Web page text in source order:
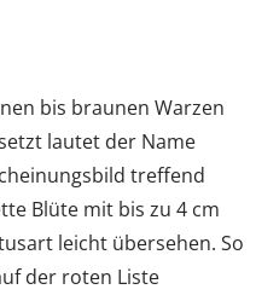
bis braunen Warzen
lautet der Name
treffend
Blüte mit bis zu 4 cm
leicht übersehen. So
der roten Liste